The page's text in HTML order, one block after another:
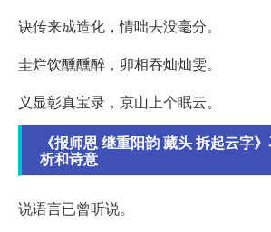
诀传来成造化，情咄去没毫分。
圭烂饮醺醺醉，卯相吞灿灿雯。
义显彰真宝录，京山上个眠云。
《报师恩 继重阳韵 藏头 拆起云字
析和诗意
说语言已曾听说。